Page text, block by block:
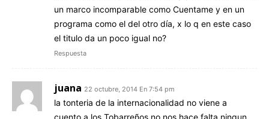
un marco incomparable como Cuentame y en un
programa como el del otro día, x lo q en este caso
el titulo da un poco igual no?
Respuesta
juana 22 octubre, 2014 En 7:54 pm
la tonteria de la internacionalidad no viene a
cuento,a los Tobarreños no nos hace falta ningun